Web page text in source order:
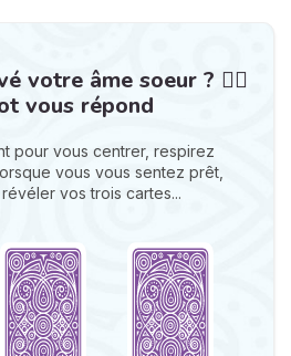
votre âme soeur ? ❤️‍🔥
vous répond
pour vous centrer, respirez
vous vous sentez prêt,
vos trois cartes...